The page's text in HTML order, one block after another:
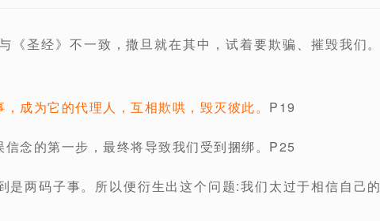
圣经》不一致，撒旦就在其中，试着要欺骗、摧毁我们。
成为它的代理人，互相欺哄，毁灭彼此。 P19
念的第一步，最终将导致我们受到捆绑。P25
是两码子事。所以便衍生出这个问题:我们太过于相信自己的